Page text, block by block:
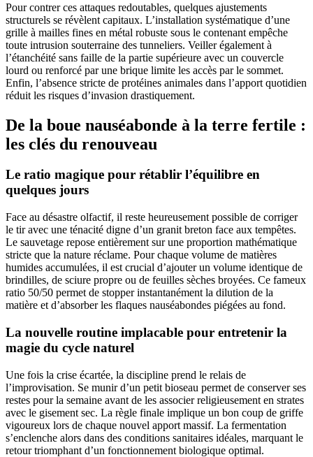
Pour contrer ces attaques redoutables, quelques ajustements
structurels se révèlent capitaux. L’installation systématique d’une
grille à mailles fines en métal robuste sous le contenant empêche
toute intrusion souterraine des tunneliers. Veiller également à
l’étanchéité sans faille de la partie supérieure avec un couvercle
lourd ou renforcé par une brique limite les accès par le sommet.
Enfin, l’absence stricte de protéines animales dans l’apport quotidien
réduit les risques d’invasion drastiquement.
De la boue nauséabonde à la terre fertile :
les clés du renouveau
Le ratio magique pour rétablir l’équilibre en
quelques jours
Face au désastre olfactif, il reste heureusement possible de corriger
le tir avec une ténacité digne d’un granit breton face aux tempêtes.
Le sauvetage repose entièrement sur une proportion mathématique
stricte que la nature réclame. Pour chaque volume de matières
humides accumulées, il est crucial d’ajouter un volume identique de
brindilles, de sciure propre ou de feuilles sèches broyées. Ce fameux
ratio 50/50 permet de stopper instantanément la dilution de la
matière et d’absorber les flaques nauséabondes piégées au fond.
La nouvelle routine implacable pour entretenir la
magie du cycle naturel
Une fois la crise écartée, la discipline prend le relais de
l’improvisation. Se munir d’un petit bioseau permet de conserver ses
restes pour la semaine avant de les associer religieusement en strates
avec le gisement sec. La règle finale implique un bon coup de griffe
vigoureux lors de chaque nouvel apport massif. La fermentation
s’enclenche alors dans des conditions sanitaires idéales, marquant le
retour triomphant d’un fonctionnement biologique optimal.